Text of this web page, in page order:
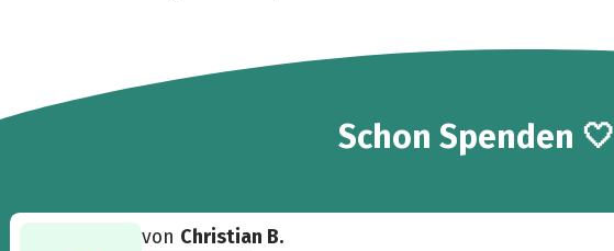
Schon9
Spenden 🤍
von Christian B.